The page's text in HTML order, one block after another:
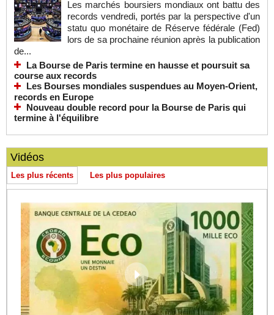
Les marchés boursiers mondiaux ont battu des
records vendredi, portés par la perspective d'un
statu quo monétaire de Réserve fédérale (Fed)
lors de sa prochaine réunion après la publication
de...
La Bourse de Paris termine en hausse et poursuit sa
course aux records
Les Bourses mondiales suspendues au Moyen-Orient,
records en Europe
Nouveau double record pour la Bourse de Paris qui
termine à l'équilibre
Vidéos
Les plus récents Les plus populaires